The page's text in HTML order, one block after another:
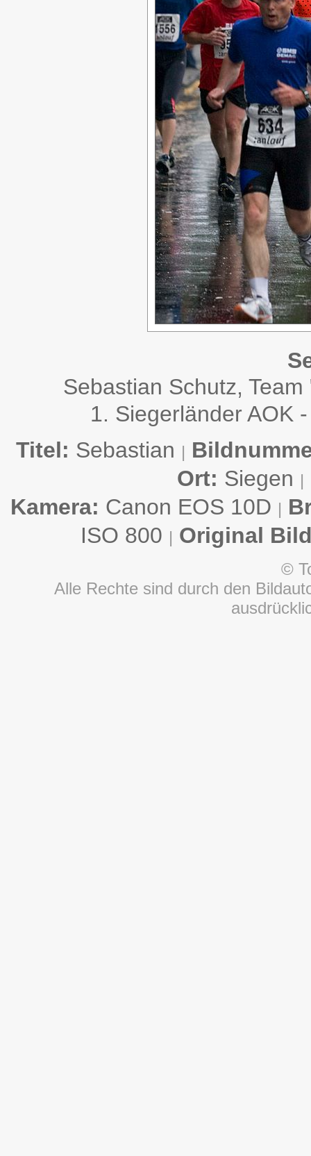
Sebastian Schutz,
1. Siegerländer AOK
Titel: Sebastian |
Ort: Siegen |
Kamera: Canon EOS 10D |
ISO 800 | Original
©
Alle Rechte sind durch den